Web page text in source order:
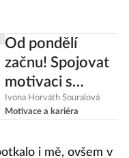
Od pondělí
začnu! Spojovat
motivaci s
konkrétním
dnem je pošetilé
Ivona Horváth Souralová
Motivace a kariéra
i mě, ovšem v